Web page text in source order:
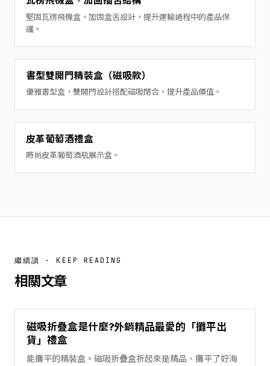
堅固瓦楞飛機盒，加固盒舌設計，提升運輸過程中的產品保
護。
書型雙開門精裝盒（磁吸款）
優雅書型盒，雙開門設計搭配磁吸閉合，提升產品價值。
皮革葡萄酒禮盒
時尚皮革葡萄酒瓶展示盒。
繼續讀 · KEEP READING
相關文章
磁吸折疊盒是什麼?外銷精品最愛的「攤平出
貨」禮盒
能攤平的精裝盒。磁吸折疊盒折起來是精品、攤平了好海